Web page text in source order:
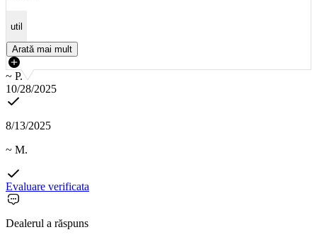
util
Arată mai mult
~ P.
10/28/2025
8/13/2025
~ M.
Evaluare verificata
Dealerul a răspuns